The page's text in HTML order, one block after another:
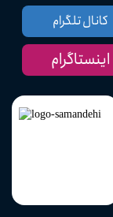
کانال تلگرام
اینستاگرام